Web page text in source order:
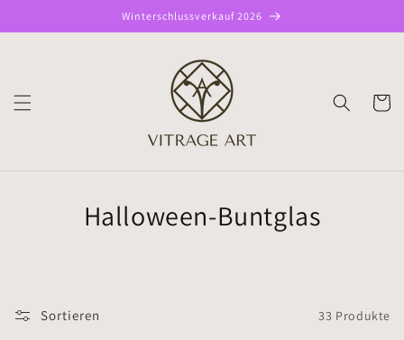
Inhalt
Winterschlussverkauf 2026
Halloween-Buntglas
Sortieren 33 Produkte